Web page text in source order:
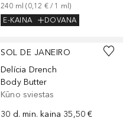
240 ml (0,12 € / 1 ml)
E-KAINA
DOVANA
SOL DE JANEIRO
Delícia Drench
Body Butter
Kūno sviestas
30 d. min. kaina 35,50 €